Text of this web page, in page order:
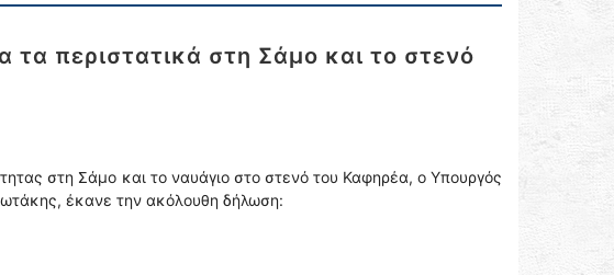
περιστατικά στη Σάμο και το στενό
στη Σάμο και το ναυάγιο στο στενό του Καφηρέα, ο Υπουργός
έκανε την ακόλουθη δήλωση: